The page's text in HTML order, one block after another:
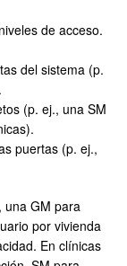
de acceso.
del sistema (p.
(p. ej., una SM
puertas (p. ej.,
, una GM para
por vivienda
En clínicas